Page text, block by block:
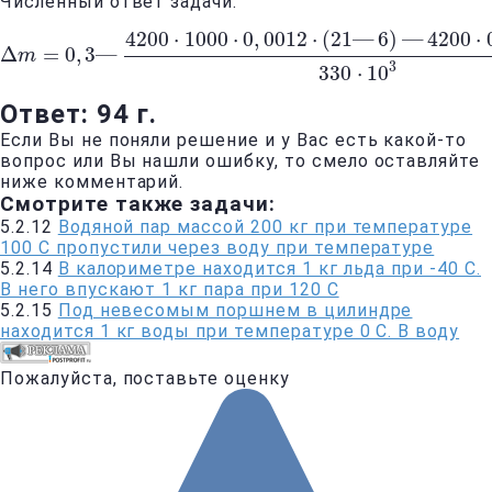
Δm = 0, 3—
4200 ⋅ 1000 ⋅ 0, 0012 ⋅ (21—6) —4200 ⋅
330 ⋅ 103
Δm =0,3—4200⋅1000⋅0,0012⋅(21—6)—4200⋅0,3⋅(6—0
Ответ: 94 г.
Если Вы не поняли решение и у Вас есть какой-то
вопрос или Вы нашли ошибку, то смело оставляйте
ниже комментарий.
Смотрите также задачи:
5.2.12 Водяной пар массой 200 кг при температуре
100 C пропустили через воду при температуре
5.2.14 В калориметре находится 1 кг льда при -40 C.
В него впускают 1 кг пара при 120 C
5.2.15 Под невесомым поршнем в цилиндре
находится 1 кг воды при температуре 0 C. В воду
Пожалуйста, поставьте оценку